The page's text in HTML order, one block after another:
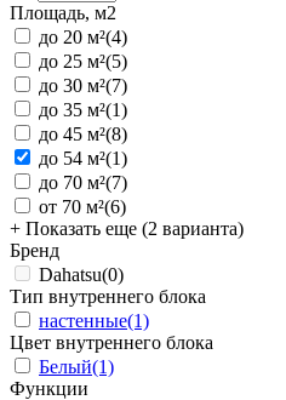
Площадь, м2
до 20 м²(4)
до 25 м²(5)
до 30 м²(7)
до 35 м²(1)
до 45 м²(8)
до 54 м²(1)
до 70 м²(7)
от 70 м²(6)
+ Показать еще (2 варианта)
Бренд
Dahatsu(0)
Тип внутреннего блока
настенные(1)
Цвет внутреннего блока
Белый(1)
Функции